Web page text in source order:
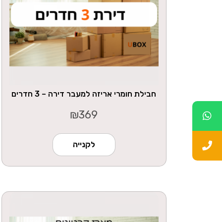
חבילת חומרי אריזה למעבר דירה – 3 חדרים
₪369
לקנייה